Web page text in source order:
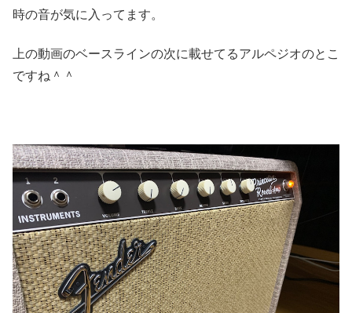
時の音が気に入ってます。
上の動画のベースラインの次に載せてるアルペジオのとこ
ですね＾＾